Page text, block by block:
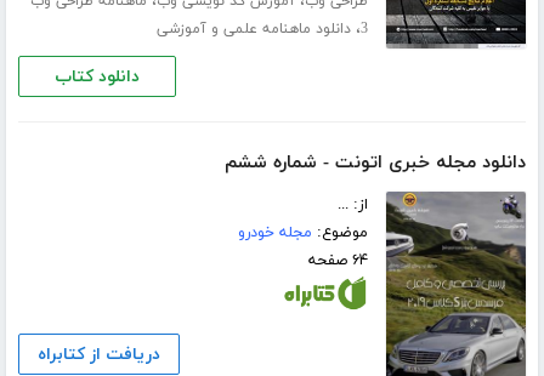
3،دانلود ماهنامه علمی و آموزشی
دانلود کتاب
دانلود مجله خبری اتونت - شماره ششم
از: ...
موضوع: مجله خودرو
۶۴ صفحه
دریافت از کتابراه